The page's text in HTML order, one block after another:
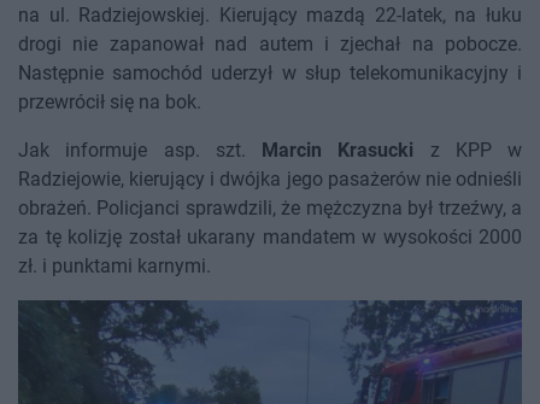
na ul. Radziejowskiej. Kierujący mazdą 22-latek, na łuku
drogi nie zapanował nad autem i zjechał na pobocze.
Następnie samochód uderzył w słup telekomunikacyjny i
przewrócił się na bok.
Jak informuje asp. szt. Marcin Krasucki z KPP w
Radziejowie, kierujący i dwójka jego pasażerów nie odnieśli
obrażeń. Policjanci sprawdzili, że mężczyzna był trzeźwy, a
za tę kolizję został ukarany mandatem w wysokości 2000
zł. i punktami karnymi.